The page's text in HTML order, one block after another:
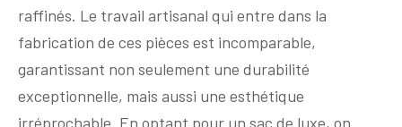
raffinés. Le travail artisanal qui entre dans la
fabrication de ces pièces est incomparable,
garantissant non seulement une durabilité
exceptionnelle, mais aussi une esthétique
irréprochable. En optant pour un sac de luxe, on